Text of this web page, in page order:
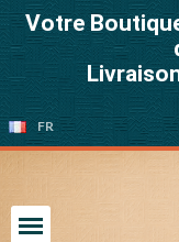
Votre
FR